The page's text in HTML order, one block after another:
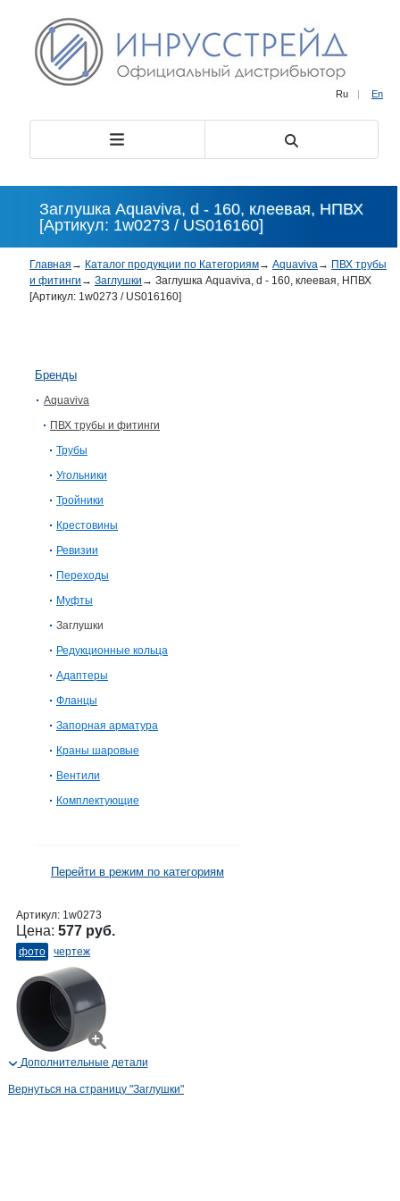
Ru | En
Заглушка Aquaviva, d - 160, клеевая, НПВХ
[Артикул: 1w0273 / US016160]
Главная → Каталог продукции по Категориям→ Aquaviva→ ПВХ трубы
и фитинги → Заглушки → Заглушка Aquaviva, d - 160, клеевая, НПВХ
[Артикул: 1w0273 / US016160]
Бренды
Aquaviva
ПВХ трубы и фитинги
Трубы
Угольники
Тройники
Крестовины
Ревизии
Переходы
Муфты
Заглушки
Редукционные кольца
Адаптеры
Фланцы
Запорная арматура
Краны шаровые
Вентили
Комплектующие
Перейти в режим по категориям
Артикул: 1w0273
Цена: 577 руб.
фото чертеж
Дополнительные детали
Вернуться на страницу "Заглушки"